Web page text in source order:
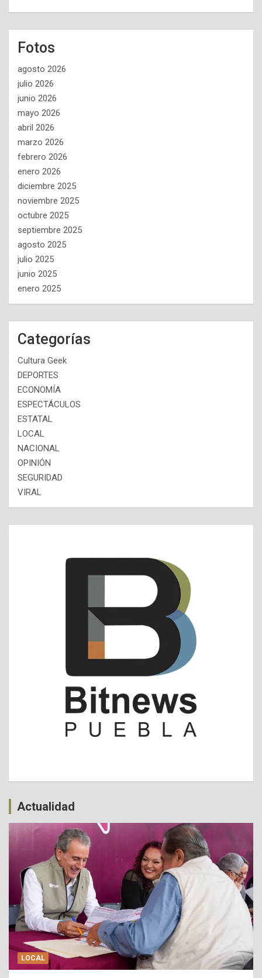
Fotos
agosto 2026
julio 2026
junio 2026
mayo 2026
abril 2026
marzo 2026
febrero 2026
enero 2026
diciembre 2025
noviembre 2025
octubre 2025
septiembre 2025
agosto 2025
julio 2025
junio 2025
enero 2025
Categorías
Cultura Geek
DEPORTES
ECONOMÍA
ESPECTÁCULOS
ESTATAL
LOCAL
NACIONAL
OPINIÓN
SEGURIDAD
VIRAL
Actualidad
LOCAL